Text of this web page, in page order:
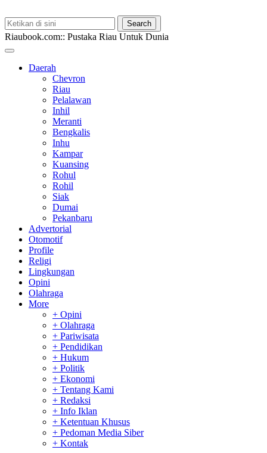
Riaubook.com:: Pustaka Riau Untuk Dunia
Daerah
Chevron
Riau
Pelalawan
Inhil
Meranti
Bengkalis
Inhu
Kampar
Kuansing
Rohul
Rohil
Siak
Dumai
Pekanbaru
Advertorial
Otomotif
Profile
Religi
Lingkungan
Opini
Olahraga
More
+ Opini
+ Olahraga
+ Pariwisata
+ Pendidikan
+ Hukum
+ Politik
+ Ekonomi
+ Tentang Kami
+ Redaksi
+ Info Iklan
+ Ketentuan Khusus
+ Pedoman Media Siber
+ Kontak